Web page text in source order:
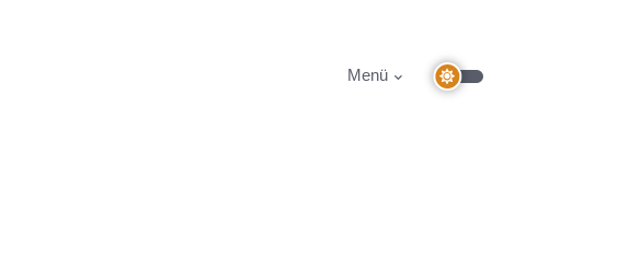
Menü